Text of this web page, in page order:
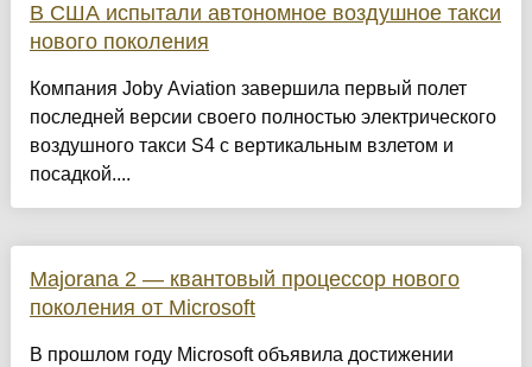
В США испытали автономное воздушное такси
нового поколения
Компания Joby Aviation завершила первый полет
последней версии своего полностью электрического
воздушного такси S4 с вертикальным взлетом и
посадкой....
Majorana 2 — квантовый процессор нового
поколения от Microsoft
В прошлом году Microsoft объявила достижении